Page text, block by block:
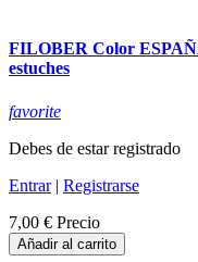
FILOBER Color
estuches
favorite
Debes de estar registrado
Entrar| Registrarse
7,00 € Precio
Añadir al carrito